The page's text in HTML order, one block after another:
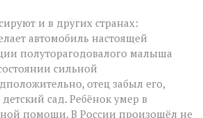
и в других странах:
автомобиль настоящей
полуторагодовалого малыша
сильной
отец забыл его,
детский сад. Ребёнок умер в
помощи. В России произошёл не